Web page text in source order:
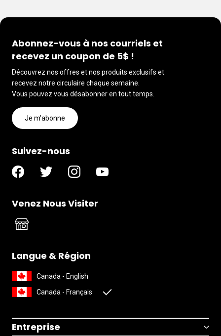
Abonnez-vous à nos courriels et
recevez un coupon de 5$ !
Découvrez nos offres et nos produits exclusifs et
recevez notre circulaire chaque semaine.
Vous pouvez vous désabonner en tout temps.
Je m'abonne
Suivez-nous
Venez Nous Visiter
Langue & Région
Canada - English
Canada - Français
Entreprise